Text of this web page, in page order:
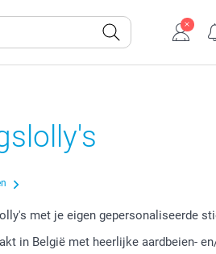
met je eigen gepersonaliseerde
in België met heerlijke aardbeien-